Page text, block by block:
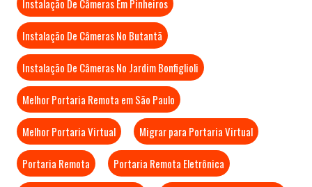
Instalação De Câmeras Em Pinheiros
Instalação De Câmeras No Butantã
Instalação De Câmeras No Jardim Bonfiglioli
Melhor Portaria Remota em São Paulo
Melhor Portaria Virtual Migrar para Portaria Virtual
Portaria Remota Portaria Remota Eletrônica